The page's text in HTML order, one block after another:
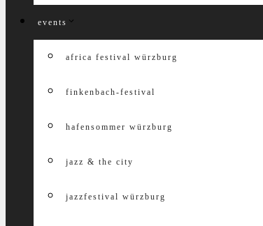
events
africa festival würzburg
finkenbach-festival
hafensommer würzburg
jazz & the city
jazzfestival würzburg